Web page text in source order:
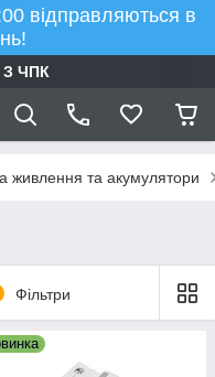
відправляються в
ЧПК
живлення та акумулятори
Фільтри